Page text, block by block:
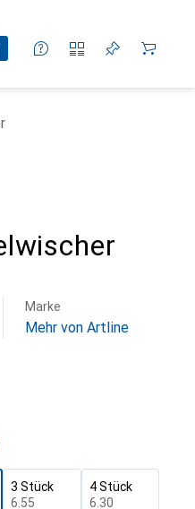
Marke
Mehr von Artline
3 Stück
CHF
6.55
4 Stück
CHF
6.30